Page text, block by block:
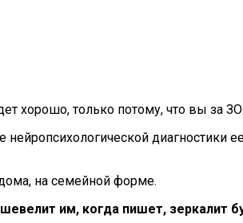
хорошо, только потому, что вы за
диагностики
на семейной форме.
им, когда пишет, зеркалит